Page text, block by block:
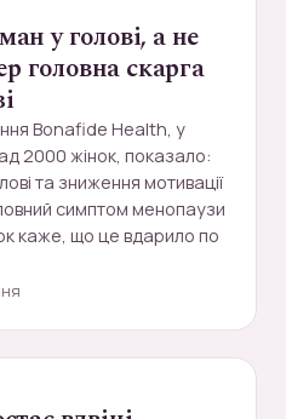
у голові, а не
головна скарга
Bonafide Health, у
2000 жінок, показало:
та зниження мотивації
симптом менопаузи
каже, що це вдарило по